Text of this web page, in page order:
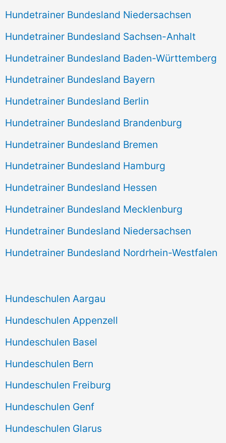
Hundetrainer Bundesland Niedersachsen
Hundetrainer Bundesland Sachsen-Anhalt
Hundetrainer Bundesland Baden-Württemberg
Hundetrainer Bundesland Bayern
Hundetrainer Bundesland Berlin
Hundetrainer Bundesland Brandenburg
Hundetrainer Bundesland Bremen
Hundetrainer Bundesland Hamburg
Hundetrainer Bundesland Hessen
Hundetrainer Bundesland Mecklenburg
Hundetrainer Bundesland Niedersachsen
Hundetrainer Bundesland Nordrhein-Westfalen
Hundeschulen Aargau
Hundeschulen Appenzell
Hundeschulen Basel
Hundeschulen Bern
Hundeschulen Freiburg
Hundeschulen Genf
Hundeschulen Glarus